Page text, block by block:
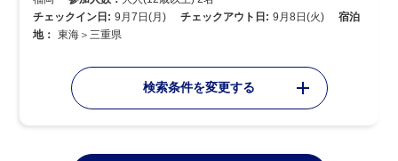
チェックイン日: 9月7日(月) チェックアウト日: 9月8日(火)
宿泊
地： 東海＞三重県
検索条件を変更する